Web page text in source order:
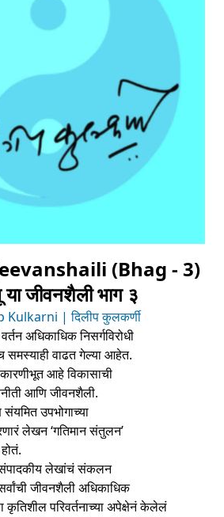
(Bhag - 3)
जीवनशैली भाग ३
Kulkarni | दिलीप कुलकर्णी
अधिकाधिक निसर्गविरोधी
वाढत गेल्या आहेत.
कारणीभूत आहे विकासाची
आणि जीवनशैली.
उपभोगाच्या
लेखन ‘गतिमान संतुलन’
संपादकीय लेखांचं संकलन
जीवनशैली अधिकाधिक
कृतिशील परिवर्तनाच्या अपेक्षेनं केलेलं